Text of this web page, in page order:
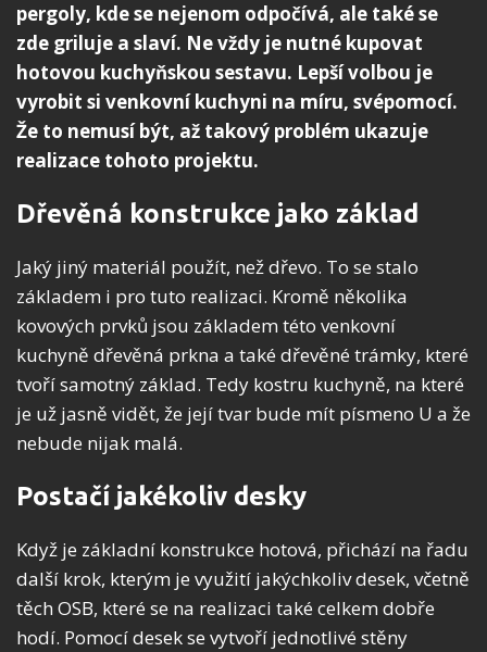
pergoly, kde se nejenom odpočívá, ale také se
zde griluje a slaví. Ne vždy je nutné kupovat
hotovou kuchyňskou sestavu. Lepší volbou je
vyrobit si venkovní kuchyni na míru, svépomocí.
Že to nemusí být, až takový problém ukazuje
realizace tohoto projektu.
Dřevěná konstrukce jako základ
Jaký jiný materiál použít, než dřevo. To se stalo
základem i pro tuto realizaci. Kromě několika
kovových prvků jsou základem této venkovní
kuchyně dřevěná prkna a také dřevěné trámky, které
tvoří samotný základ. Tedy kostru kuchyně, na které
je už jasně vidět, že její tvar bude mít písmeno U a že
nebude nijak malá.
Postačí jakékoliv desky
Když je základní konstrukce hotová, přichází na řadu
další krok, kterým je využití jakýchkoliv desek, včetně
těch OSB, které se na realizaci také celkem dobře
hodí. Pomocí desek se vytvoří jednotlivé stěny